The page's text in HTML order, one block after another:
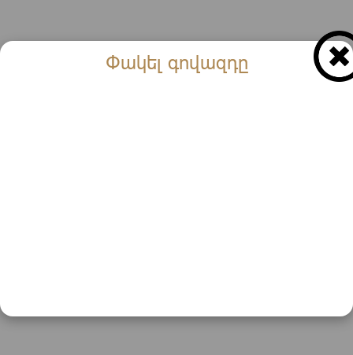
Փակել գովազդը